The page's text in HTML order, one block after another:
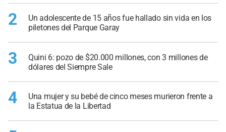
2
Un adolescente de 15 años fue hallado sin vida en los
piletones del Parque Garay
3
Quini 6: pozo de $20.000 millones, con 3 millones de
dólares del Siempre Sale
4
Una mujer y su bebé de cinco meses murieron frente a
la Estatua de la Libertad